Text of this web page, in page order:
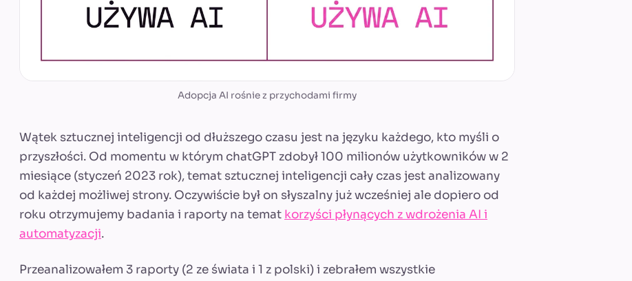
Adopcja AI rośnie z przychodami firmy
Wątek sztucznej inteligencji od dłuższego czasu jest na języku każdego, kto myśli o
przyszłości. Od momentu w którym chatGPT zdobył 100 milionów użytkowników w 2
miesiące (styczeń 2023 rok), temat sztucznej inteligencji cały czas jest analizowany
od każdej możliwej strony. Oczywiście był on słyszalny już wcześniej ale dopiero od
roku otrzymujemy badania i raporty na temat korzyści płynących z wdrożenia AI i
automatyzacji.
Przeanalizowałem 3 raporty (2 ze świata i 1 z polski) i zebrałem wszystkie